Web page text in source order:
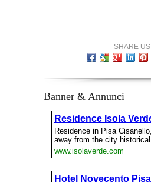
SHARE US
Banner & Annunci